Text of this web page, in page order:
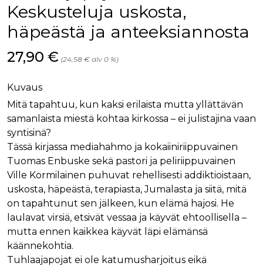
Keskusteluja uskosta,
häpeästä ja anteeksiannosta
Hinta nyt
27,90 € (24,58 € alv 0 %)
Kuvaus
Mitä tapahtuu, kun kaksi erilaista mutta yllättävän
samanlaista miestä kohtaa kirkossa – ei julistajina vaan
syntisinä?
Tässä kirjassa mediahahmo ja kokaiiniriippuvainen
Tuomas Enbuske sekä pastori ja peliriippuvainen
Ville Kormilainen puhuvat rehellisesti addiktioistaan,
uskosta, häpeästä, terapiasta, Jumalasta ja siitä, mitä
on tapahtunut sen jälkeen, kun elämä hajosi. He
laulavat virsiä, etsivät vessaa ja käyvät ehtoollisella –
mutta ennen kaikkea käyvät läpi elämänsä
käännekohtia.
Tuhlaajapojat ei ole katumusharjoitus eikä